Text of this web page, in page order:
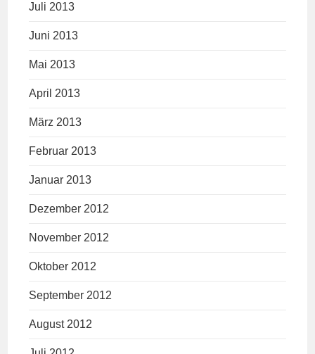
Juli 2013
Juni 2013
Mai 2013
April 2013
März 2013
Februar 2013
Januar 2013
Dezember 2012
November 2012
Oktober 2012
September 2012
August 2012